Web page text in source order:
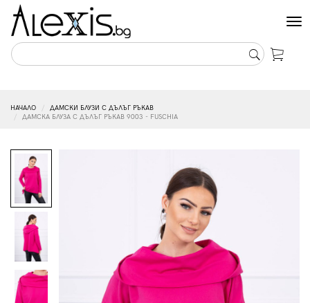
НАЧАЛО
ДАМСКИ БЛУЗИ С ДЪЛЪГ РЪКАВ
ДАМСКА БЛУЗА С ДЪЛЪГ РЪКАВ 9003 - FUSCHIA